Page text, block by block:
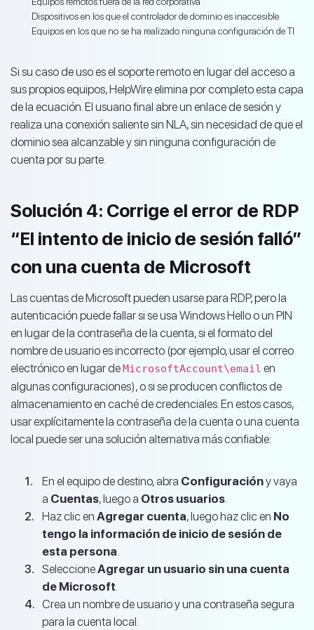
Dispositivos en los que el controlador de dominio es inaccesible
Equipos en los que no se ha realizado ninguna configuración de TI
Si su caso de uso es el soporte remoto en lugar del acceso a
sus propios equipos, HelpWire elimina por completo esta capa
de la ecuación. El usuario final abre un enlace de sesión y
realiza una conexión saliente sin NLA, sin necesidad de que el
dominio sea alcanzable y sin ninguna configuración de
cuenta por su parte.
Solución 4: Corrige el error de RDP
“El intento de inicio de sesión falló”
con una cuenta de Microsoft
Las cuentas de Microsoft pueden usarse para RDP, pero la
autenticación puede fallar si se usa Windows Hello o un PIN
en lugar de la contraseña de la cuenta, si el formato del
nombre de usuario es incorrecto (por ejemplo, usar el correo
electrónico en lugar deMicrosoftAccount\email en
algunas configuraciones), o si se producen conflictos de
almacenamiento en caché de credenciales. En estos casos,
usar explícitamente la contraseña de la cuenta o una cuenta
local puede ser una solución alternativa más confiable:
En el equipo de destino, abra Configuracióny vaya
a Cuentas, luego a Otros usuarios
Haz clic en Agregar cuenta, luego haz clic en No
tengo la información de inicio de sesión de
esta persona
SeleccioneAgregar un usuario sin una cuenta
de Microsoft
Crea un nombre de usuario y una contraseña segura
para la cuenta local.